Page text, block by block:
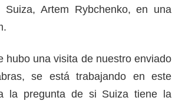
Artem Rybchenko, en una
hubo una visita de nuestro enviado
se está trabajando en este
la pregunta de si Suiza tiene la